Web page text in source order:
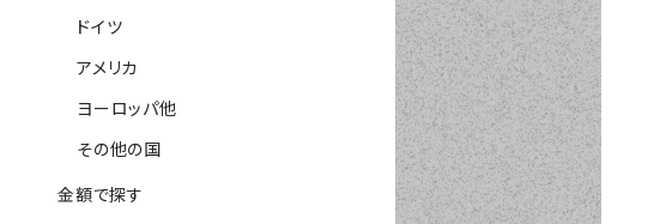
ドイツ
アメリカ
ヨーロッパ他
その他の国
金額で探す